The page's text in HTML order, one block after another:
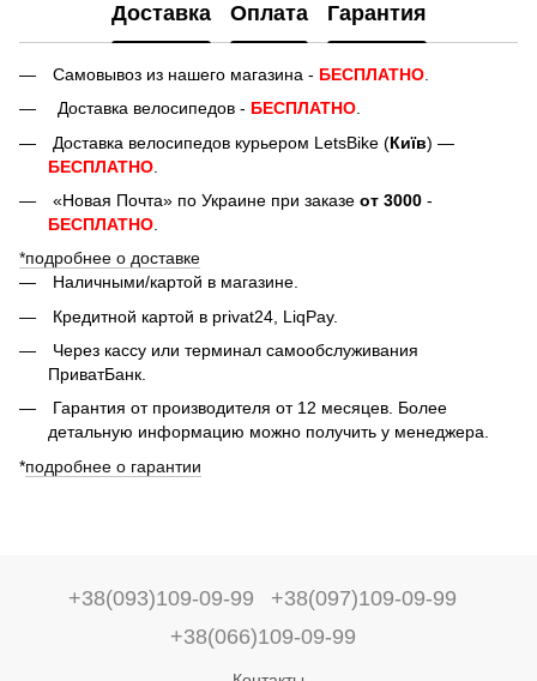
Доставка Оплата Гарантия
Самовывоз из нашего магазина - БЕСПЛАТНО
Доставка велосипедов - БЕСПЛАТНО
Доставка велосипедов курьером LetsBike (Київ) —
БЕСПЛАТНО
«Новая Почта» по Украине при заказе от 3000 -
БЕСПЛАТНО
*подробнее о доставке
Наличными/картой в магазине.
Кредитной картой в privat24, LiqPay.
Через кассу или терминал самообслуживания
ПриватБанк.
Гарантия от производителя от 12 месяцев. Более
детальную информацию можно получить у менеджера.
*подробнее о гарантии
+38(093)109-09-99
+38(097)109-09-99
+38(066)109-09-99